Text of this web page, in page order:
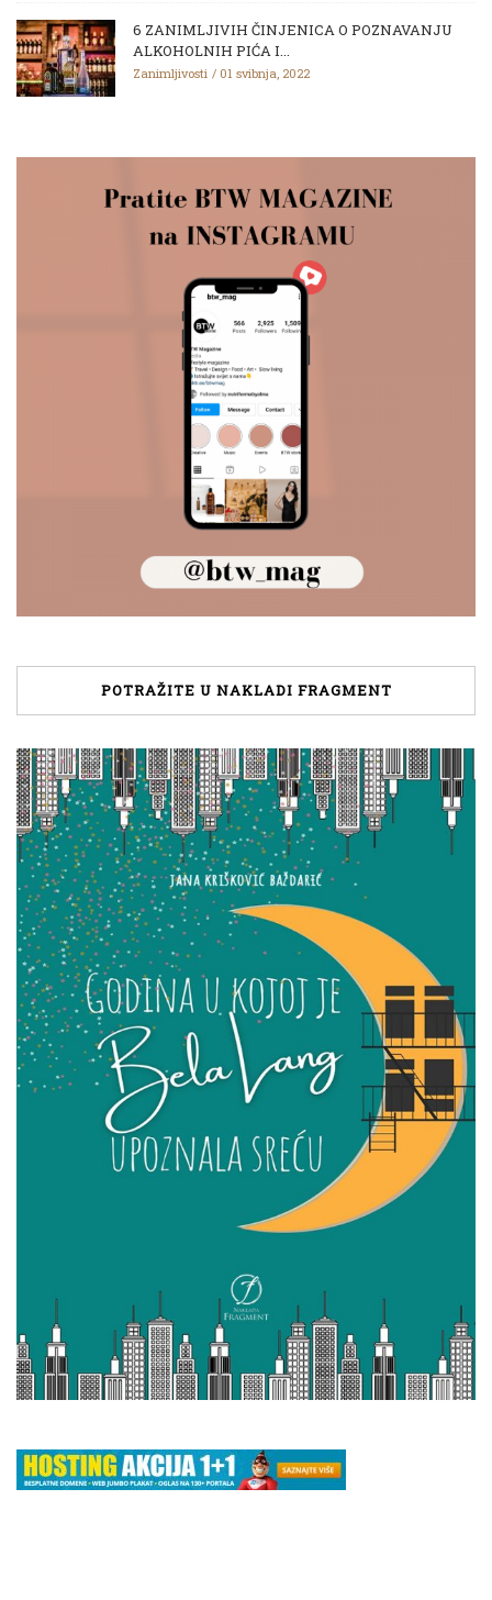
6 ZANIMLJIVIH ČINJENICA O POZNAVANJU
ALKOHOLNIH PIĆA I...
Zanimljivosti 01 svibnja, 2022
POTRAŽITE U NAKLADI FRAGMENT